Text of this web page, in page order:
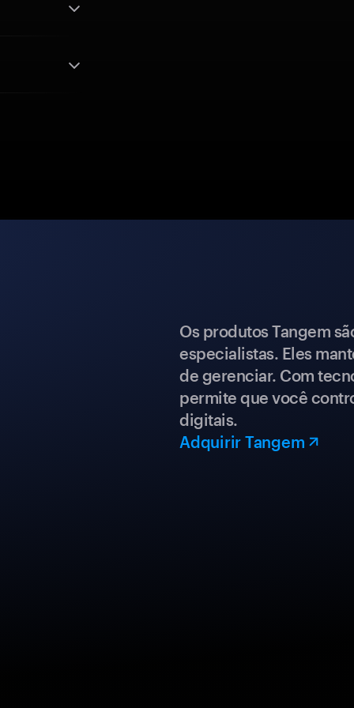
Os produtos Tangem
especialistas. Eles
de gerenciar. Com
permite que você
digitais.
Adquirir Tangem